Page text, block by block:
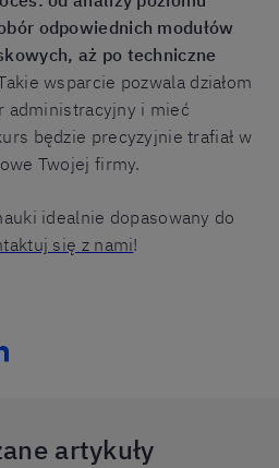
odpowiednich modułów
aż po techniczne
wsparcie pozwala działom
administracyjny i mieć
będzie precyzyjnie trafiał w
Twojej firmy.
idealnie dopasowany do
się z nami!
artykuły